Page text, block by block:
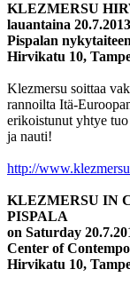
KLEZMERSU
lauantaina
Pispalan
Hirvikatu 10,
Klezmersu soittaa
rannoilta Itä-
erikoistunut yhtye
ja nauti!
http://
KLEZMERSU IN
PISPALA
on Saturday
Center of
Hirvikatu 10,